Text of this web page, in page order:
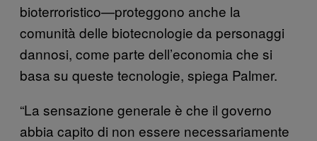
bioterroristico—proteggono anche la
comunità delle biotecnologie da personaggi
dannosi, come parte dell’economia che si
basa su queste tecnologie, spiega Palmer.
“La sensazione generale è che il governo
abbia capito di non essere necessariamente